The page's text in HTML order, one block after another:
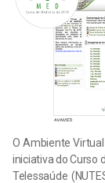
O Ambiente
iniciativa do Curso
Telessaúde